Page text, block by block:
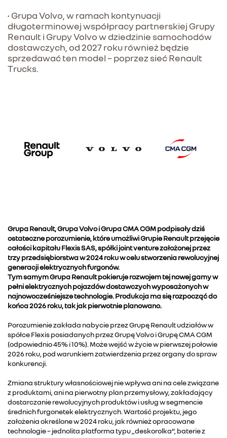
• Grupa Volvo, w ramach kontynuacji
długoterminowej współpracy partnerskiej Grupy
Renault i Grupy Volvo w dziedzinie samochodów
dostawczych, od 2027 roku również będzie
sprzedawać ten model – poprzez sieć Renault
Trucks.
Grupa Renault, Grupa Volvo i Grupa CMA CGM podpisały dziś
ostateczne porozumienie, które umożliwi Grupie Renault przejęcie
całości kapitału Flexis SAS, spółki joint venture założonej przez
trzy przedsiębiorstwa w 2024 roku w celu stworzenia rewolucyjnej
generacji elektrycznych furgonów.
Tym samym Grupa Renault pokieruje rozwojem tej nowej gamy w
pełni elektrycznych pojazdów dostawczych wyposażonych w
najnowocześniejsze technologie. Produkcja ma się rozpocząć do
końca 2026 roku, tak jak pierwotnie planowano.
Porozumienie zakłada nabycie przez Grupę Renault udziałów w
spółce Flexis posiadanych przez Grupę Volvo i Grupę CMA CGM
(odpowiednio 45% i 10%). Może wejść w życie w pierwszej połowie
2026 roku, pod warunkiem zatwierdzenia przez organy do spraw
konkurencji.
Zmiana struktury własnościowej nie wpływa ani na cele związane
z produktami, ani na pierwotny plan przemysłowy, zakładający
dostarczanie rewolucyjnych produktów i usług w segmencie
średnich furgonetek elektrycznych. Wartość projektu, jego
założenia określone w 2024 roku, jak również opracowane
technologie – jednolita platforma typu „deskorolka”, baterie z